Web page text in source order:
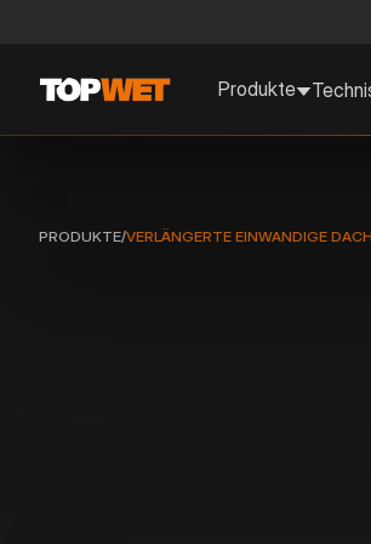
Produkte
PRODUKTE/VERLÄNGERTE EINWANDIGE